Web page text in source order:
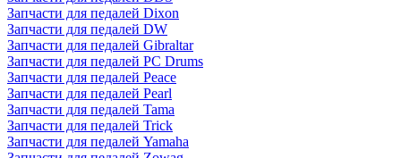
Запчасти для педалей Dixon
Запчасти для педалей DW
Запчасти для педалей Gibraltar
Запчасти для педалей PC Drums
Запчасти для педалей Peace
Запчасти для педалей Pearl
Запчасти для педалей Tama
Запчасти для педалей Trick
Запчасти для педалей Yamaha